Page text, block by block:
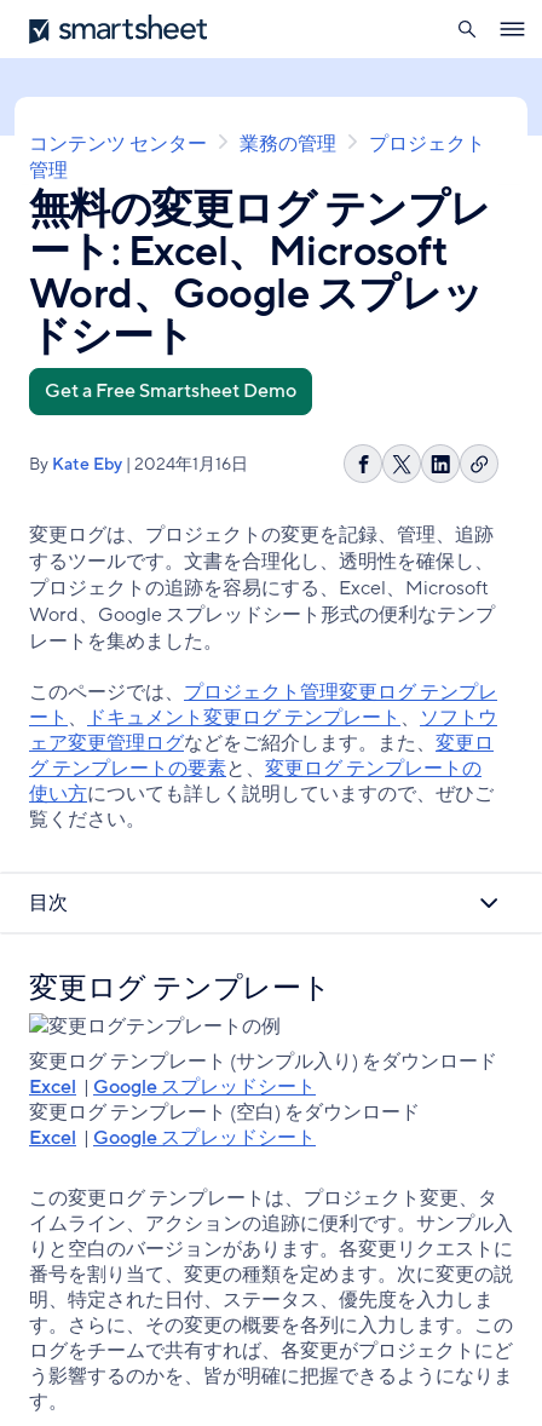
メ
イ
コ
テ
ン
ツ
に
移
動
Smartsheet
開
く
パ
ン
く
ず
コンテンツ センター 業務の管理
プロジェクト
管理
無料の変更ログ テンプレ
ート: Excel、Microsoft
Word、Google スプレッ
ドシート
Get a Free Smartsheet Demo
By Kate Eby | 2024年1月16日
Facebook
シ
ェ
ア
Share
X
LinkedIn
シ
ェ
ア
リ
ク
を
コ
ピ
ー
変更ログは、プロジェクトの変更を記録、管理、追跡
するツールです。文書を合理化し、透明性を確保し、
プロジェクトの追跡を容易にする、Excel、Microsoft
Word、Google スプレッドシート形式の便利なテンプ
レートを集めました。
このページでは、 プロジェクト管理変更ログ テンプレ
ート 、 ドキュメント変更ログ テンプレート 、 ソフトウ
ェア変更管理ログなどをご紹介します。また、 変更ロ
グ テンプレートの要素と、 変更ログ テンプレートの
使い方についても詳しく説明していますので、ぜひご
覧ください。
目次
変更ログ テンプレート
変更ログ テンプレート (サンプル入り) をダウンロード
Excel | Google スプレッドシート
変更ログ テンプレート (空白) をダウンロード
Excel | Google スプレッドシート
この変更ログ テンプレートは、プロジェクト変更、タ
イムライン、アクションの追跡に便利です。サンプル入
りと空白のバージョンがあります。各変更リクエストに
番号を割り当て、変更の種類を定めます。次に変更の説
明、特定された日付、ステータス、優先度を入力しま
す。さらに、その変更の概要を各列に入力します。この
ログをチームで共有すれば、各変更がプロジェクトにど
う影響するのかを、皆が明確に把握できるようになりま
す。